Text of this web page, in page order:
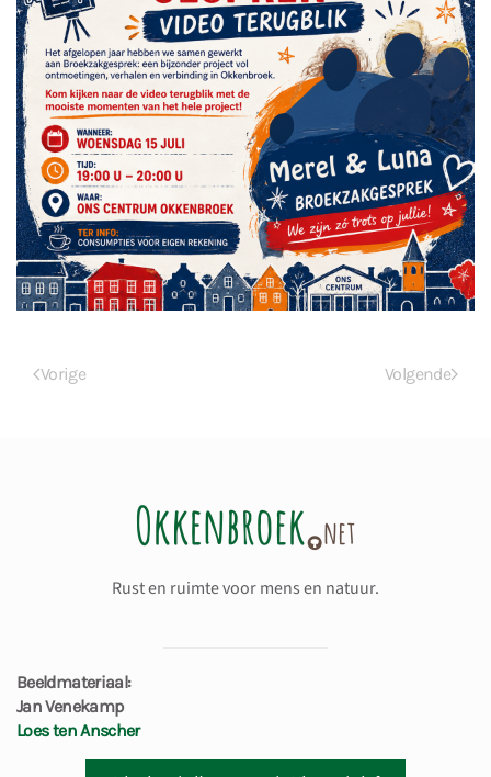
Vorige Volgende
Rust en ruimte voor mens en natuur.
Beeldmateriaal:
Jan Venekamp
Loes ten Anscher